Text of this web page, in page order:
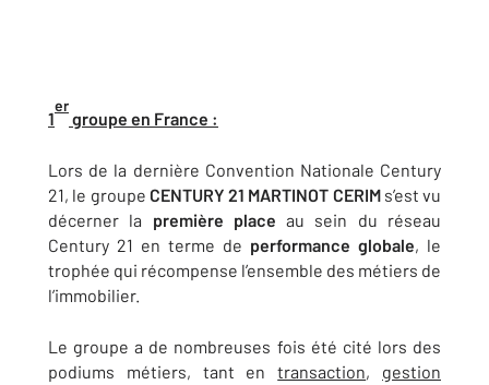
1
er
groupe en France :
Lors de la dernière Convention Nationale Century
21, le groupe CENTURY 21 MARTINOT CERIMs’est vu
décerner la première place au sein du réseau
Century 21 en terme de performance globale, le
trophée qui récompense l’ensemble des métiers de
l’immobilier.
Le groupe a de nombreuses fois été cité lors des
podiums métiers, tant entransaction, gestion